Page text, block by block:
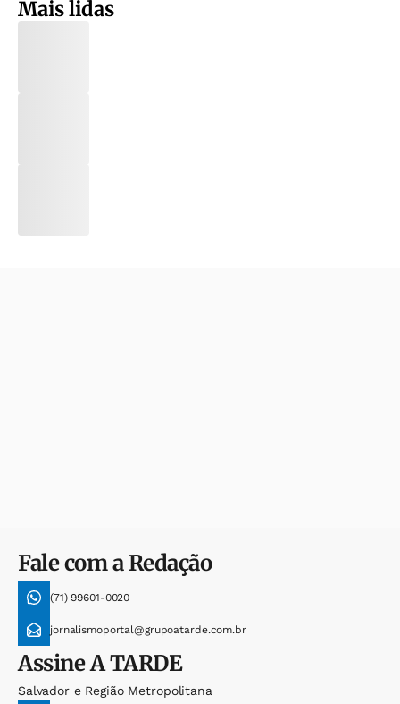
Mais lidas
Fale com a Redação
(71) 99601-0020
jornalismoportal@grupoatarde.com.br
AssineA TARDE
Salvador e Região Metropolitana